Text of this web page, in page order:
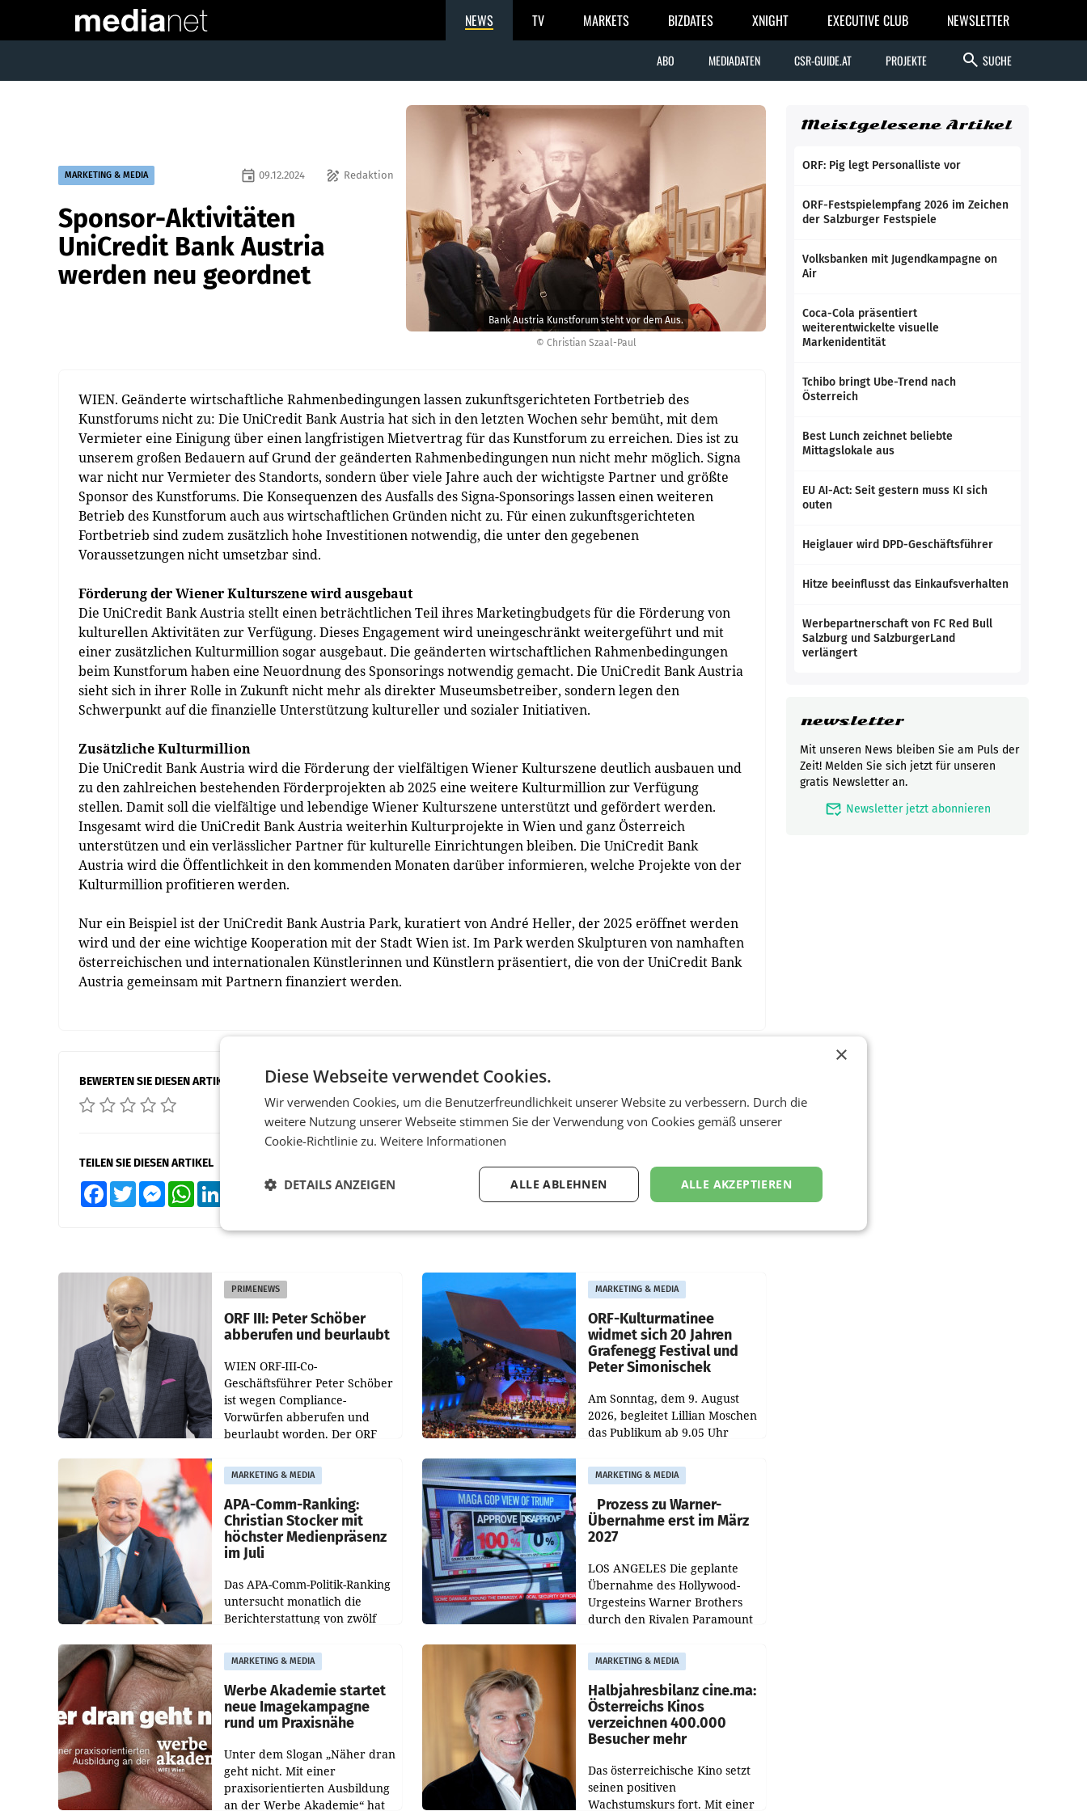
NEWS TV MARKETS BIZDATES XNIGHT EXECUTIVE CLUB NEWSLETTER
ABO MEDIADATEN CSR-GUIDE.AT PROJEKTE search SUCHE
© Christian Szaal-Paul
Bank Austria Kunstforum steht vor dem Aus.
MARKETING & MEDIA draw Redaktion
event 09.12.2024
Sponsor-Aktivitäten
UniCredit Bank Austria
werden neu geordnet
WIEN. Geänderte wirtschaftliche Rahmenbedingungen lassen zukunftsgerichteten Fortbetrieb des
Kunstforums nicht zu: Die UniCredit Bank Austria hat sich in den letzten Wochen sehr bemüht, mit dem
Vermieter eine Einigung über einen langfristigen Mietvertrag für das Kunstforum zu erreichen. Dies ist zu
unserem großen Bedauern auf Grund der geänderten Rahmenbedingungen nun nicht mehr möglich. Signa
war nicht nur Vermieter des Standorts, sondern über viele Jahre auch der wichtigste Partner und größte
Sponsor des Kunstforums. Die Konsequenzen des Ausfalls des Signa-Sponsorings lassen einen weiteren
Betrieb des Kunstforum auch aus wirtschaftlichen Gründen nicht zu. Für einen zukunftsgerichteten
Fortbetrieb sind zudem zusätzlich hohe Investitionen notwendig, die unter den gegebenen
Voraussetzungen nicht umsetzbar sind.
Förderung der Wiener Kulturszene wird ausgebaut
Die UniCredit Bank Austria stellt einen beträchtlichen Teil ihres Marketingbudgets für die Förderung von
kulturellen Aktivitäten zur Verfügung. Dieses Engagement wird uneingeschränkt weitergeführt und mit
einer zusätzlichen Kulturmillion sogar ausgebaut. Die geänderten wirtschaftlichen Rahmenbedingungen
beim Kunstforum haben eine Neuordnung des Sponsorings notwendig gemacht. Die UniCredit Bank Austria
sieht sich in ihrer Rolle in Zukunft nicht mehr als direkter Museumsbetreiber, sondern legen den
Schwerpunkt auf die finanzielle Unterstützung kultureller und sozialer Initiativen.
Zusätzliche Kulturmillion
Die UniCredit Bank Austria wird die Förderung der vielfältigen Wiener Kulturszene deutlich ausbauen und
zu den zahlreichen bestehenden Förderprojekten ab 2025 eine weitere Kulturmillion zur Verfügung
stellen. Damit soll die vielfältige und lebendige Wiener Kulturszene unterstützt und gefördert werden.
Insgesamt wird die UniCredit Bank Austria weiterhin Kulturprojekte in Wien und ganz Österreich
unterstützen und ein verlässlicher Partner für kulturelle Einrichtungen bleiben. Die UniCredit Bank
Austria wird die Öffentlichkeit in den kommenden Monaten darüber informieren, welche Projekte von der
Kulturmillion profitieren werden.
Nur ein Beispiel ist der UniCredit Bank Austria Park, kuratiert von André Heller, der 2025 eröffnet werden
wird und der eine wichtige Kooperation mit der Stadt Wien ist. Im Park werden Skulpturen von namhaften
österreichischen und internationalen Künstlerinnen und Künstlern präsentiert, die von der UniCredit Bank
Austria gemeinsam mit Partnern finanziert werden.
BEWERTEN SIE DIESEN ARTIKEL
TEILEN SIE DIESEN ARTIKEL
FacebookTwitter MessengerWhatsApp XING Teilen
PRIMENEWS
ORF III: Peter Schöber
abberufen und beurlaubt
WIEN ORF-III-Co-
Geschäftsführer Peter Schöber
ist wegen Compliance-
Vorwürfen abberufen und
beurlaubt worden. Der ORF
entsprechende
Medienberichte.
MARKETING & MEDIA
ORF-Kulturmatinee
widmet sich 20 Jahren
Grafenegg Festival und
Peter Simonischek
Am Sonntag, dem 9. August
2026, begleitet Lillian Moschen
das Publikum ab 9.05 Uhr
„Kulturmatinee“. Die Sendung
startet mit der Dokumentation
„20 Jahre Grafenegg
MARKETING & MEDIA
APA-Comm-Ranking:
Christian Stocker mit
höchster Medienpräsenz
im Juli
Das APA-Comm-Politik-Ranking
untersucht monatlich die
Berichterstattung von zwölf
Tageszeitungen und analysiert,
welche Politikerinnen und
Politiker Österreichs die
MARKETING & MEDIA
Prozess zu Warner-
Übernahme erst im März
2027
LOS ANGELES Die geplante
Übernahme des Hollywood-
Urgesteins Warner Brothers
durch den Rivalen Paramount
Schwebe bleiben. Eine
Richterin setzte den Prozess zu
MARKETING & MEDIA
Werbe Akademie startet
neue Imagekampagne
rund um Praxisnähe
Unter dem Slogan „Näher dran
geht nicht. Mit einer
praxisorientierten Ausbildung
an der Werbe Akademie“ hat
MARKETING & MEDIA
Halbjahresbilanz cine.ma:
Österreichs Kinos
verzeichnen 400.000
Besucher mehr
Das österreichische Kino setzt
seinen positiven
Wachstumskurs fort. Mit einer
Meistgelesene Artikel
ORF: Pig legt Personalliste vor
ORF-Festspielempfang 2026 im Zeichen
der Salzburger Festspiele
Volksbanken mit Jugendkampagne on
Air
Coca-Cola präsentiert
weiterentwickelte visuelle
Markenidentität
Tchibo bringt Ube-Trend nach
Österreich
Best Lunch zeichnet beliebte
Mittagslokale aus
EU AI-Act: Seit gestern muss KI sich
outen
Heiglauer wird DPD-Geschäftsführer
Hitze beeinflusst das Einkaufsverhalten
Werbepartnerschaft von FC Red Bull
Salzburg und SalzburgerLand
verlängert
newsletter
Mit unseren News bleiben Sie am Puls der
Zeit! Melden Sie sich jetzt für unseren
gratis Newsletter an.
mark_email_read Newsletter jetzt abonnieren
×
Diese Webseite verwendet Cookies.
Wir verwenden Cookies, um die Benutzerfreundlichkeit unserer Website zu verbessern. Durch die
weitere Nutzung unserer Webseite stimmen Sie der Verwendung von Cookies gemäß unserer
Cookie-Richtlinie zu. Weitere Informationen
ALLE AKZEPTIEREN
ALLE ABLEHNEN
DETAILS ANZEIGEN